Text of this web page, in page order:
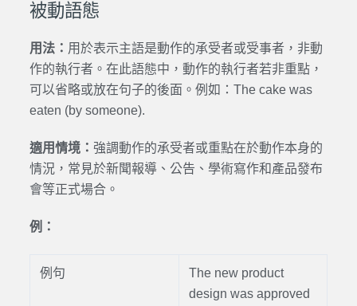
被動語態
用法： 用於表示主語是動作的承受者或受事者，非動
作的執行者。在此語態中，動作的執行者若非重點，
可以省略或放在句子的後面。例如： The cake was
eaten (by someone).
適用情境： 強調動作的承受者或重點在於動作本身的
情況，常見於新聞報導、公告、學術寫作和產品發布
會等正式場合。
例：
例句
The new product
design was approved